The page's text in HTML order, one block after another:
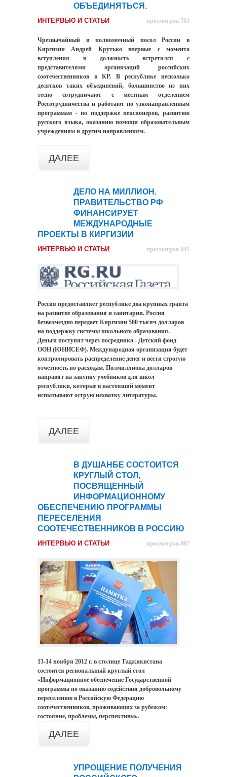
ОБЪЕДИНЯТЬСЯ.
ИНТЕРВЬЮ И СТАТЬИ просмотров 763
Чрезвычайный и полномочный посол России в
Киргизии Андрей Крутько впервые с момента
вступления в должность встретился с
представителями организаций российских
соотечественников в КР. В республике несколько
десятков таких объединений, большинство из них
тесно сотрудничают с местным отделением
Россотрудничества и работают по узконаправленным
программам - по поддержке пенсионеров, развитию
русского языка, оказанию помощи образовательным
учреждениям и другим направлениям.
ДАЛЕЕ
ДЕЛО НА МИЛЛИОН.
ПРАВИТЕЛЬСТВО РФ
ФИНАНСИРУЕТ
МЕЖДУНАРОДНЫЕ
ПРОЕКТЫ В КИРГИЗИИ
ИНТЕРВЬЮ И СТАТЬИ просмотров 941
Россия предоставляет республике два крупных гранта
на развитие образования и санитарии. Россия
безвозмездно передает Киргизии 500 тысяч долларов
на поддержку системы школьного образования.
Деньги поступят через посредника - Детский фонд
ООН (ЮНИСЕФ). Международная организация будет
контролировать распределение денег и вести строгую
отчетность по расходам. Полмиллиона долларов
направят на закупку учебников для школ
республики, которые в настоящий момент
испытывают острую нехватку литературы.
ДАЛЕЕ
В ДУШАНБЕ СОСТОИТСЯ
КРУГЛЫЙ СТОЛ,
ПОСВЯЩЕННЫЙ
ИНФОРМАЦИОННОМУ
ОБЕСПЕЧЕНИЮ ПРОГРАММЫ
ПЕРЕСЕЛЕНИЯ
СООТЕЧЕСТВЕННИКОВ В РОССИЮ
ИНТЕРВЬЮ И СТАТЬИ просмотров 807
13-14 ноября 2012 г. в столице Таджикистана
состоится региональный круглый стол
«Информационное обеспечение Государственной
программы по оказанию содействия добровольному
переселению в Российскую Федерацию
соотечественников, проживающих за рубежом:
состояние, проблемы, перспективы».
ДАЛЕЕ
УПРОЩЕНИЕ ПОЛУЧЕНИЯ